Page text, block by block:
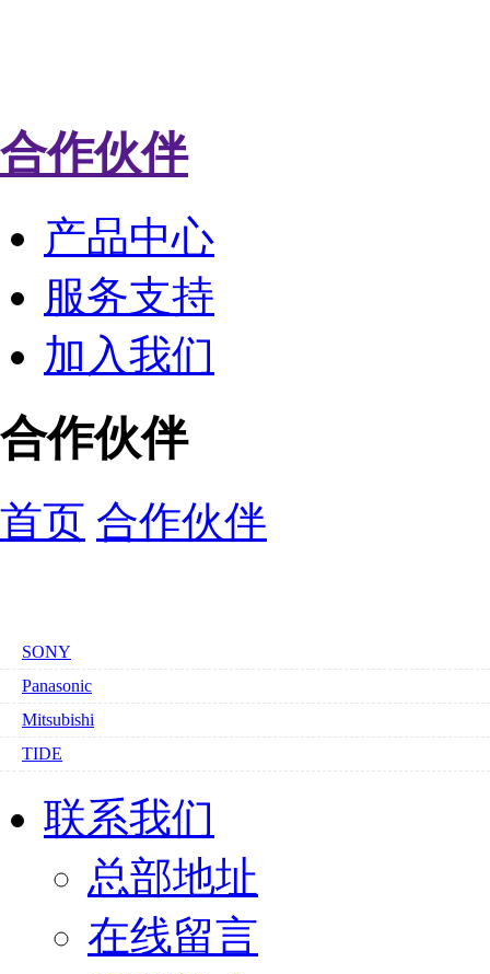
合作伙伴
产品中心
服务支持
加入我们
合作伙伴
首页 合作伙伴
SONY
Panasonic
Mitsubishi
TIDE
联系我们
总部地址
在线留言